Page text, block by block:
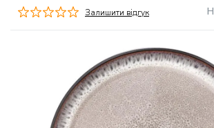
Залишити відгук